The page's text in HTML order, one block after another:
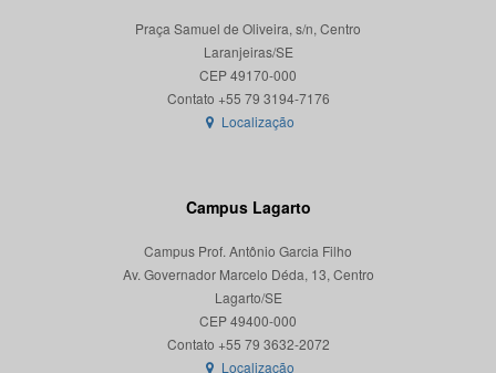
Praça Samuel de Oliveira, s/n, Centro
Laranjeiras/SE
CEP 49170-000
Localização
Campus Lagarto
Campus Prof. Antônio Garcia Filho
Av. Governador Marcelo Déda, 13, Centro
Lagarto/SE
CEP 49400-000
Localização